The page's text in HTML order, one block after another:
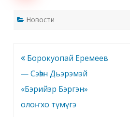
Новости
Навигация
по
записям
Борокуопай Еремеев
— Сэһэн Дьэрэмэй
«Бэрийэр Бэргэн»
олоҥхо түмүгэ